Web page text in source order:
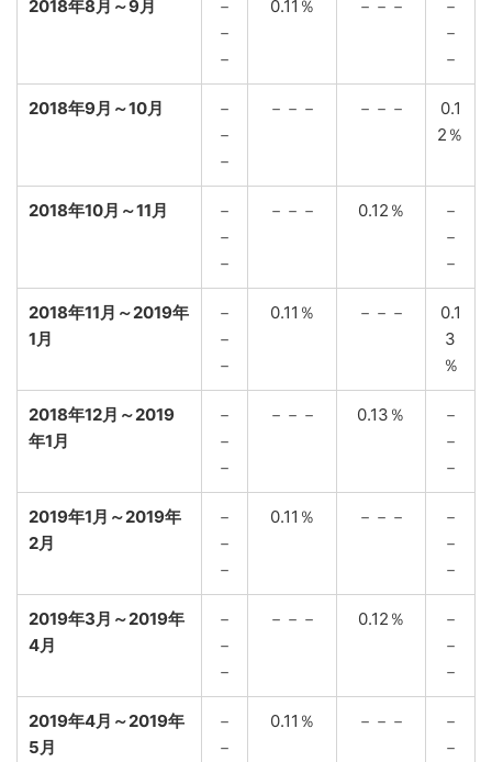
2018年8月～9月
－
－
－
0.11％ －－－
－
－
－
2018年9月～10月
－
－
－
－－－ －－－
0.1
2％
2018年10月～11月
－
－
－
－－－ 0.12％
－
－
－
2018年11月～2019年
1月
－
－
－
0.11％ －－－
0.1
3
％
2018年12月～2019
年1月
－
－
－
－－－ 0.13％
－
－
－
2019年1月～2019年
2月
－
－
－
0.11％ －－－
－
－
－
2019年3月～2019年
4月
－
－
－
－－－ 0.12％
－
－
－
2019年4月～2019年
5月
－
－
0.11％ －－－
－
－